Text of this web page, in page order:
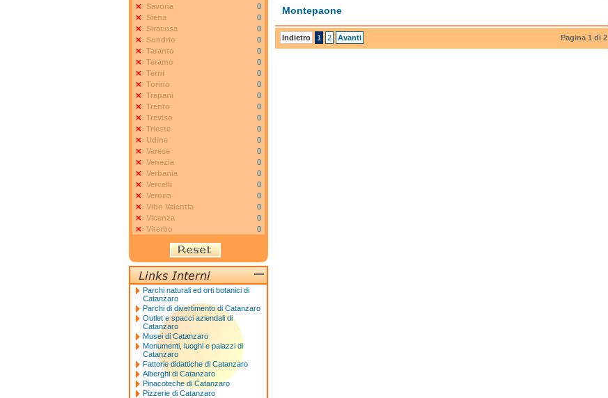
Montepaone
Indietro 1 2 Avanti Pagina 1 di 2
Savona
0
Siena
0
Siracusa
0
Sondrio
0
Taranto
0
Teramo
0
Terni
0
Torino
0
Trapani
0
Trento
0
Treviso
0
Trieste
0
Udine
0
Varese
0
Venezia
0
Verbania
0
Vercelli
0
Verona
0
Vibo Valentia
0
Vicenza
0
Viterbo
0
Parchi naturali ed orti botanici di
Catanzaro
Parchi di divertimento di Catanzaro
Outlet e spacci aziendali di
Catanzaro
Musei di Catanzaro
Monumenti, luoghi e palazzi di
Catanzaro
Fattorie didattiche di Catanzaro
Alberghi di Catanzaro
Pinacoteche di Catanzaro
Pizzerie di Catanzaro